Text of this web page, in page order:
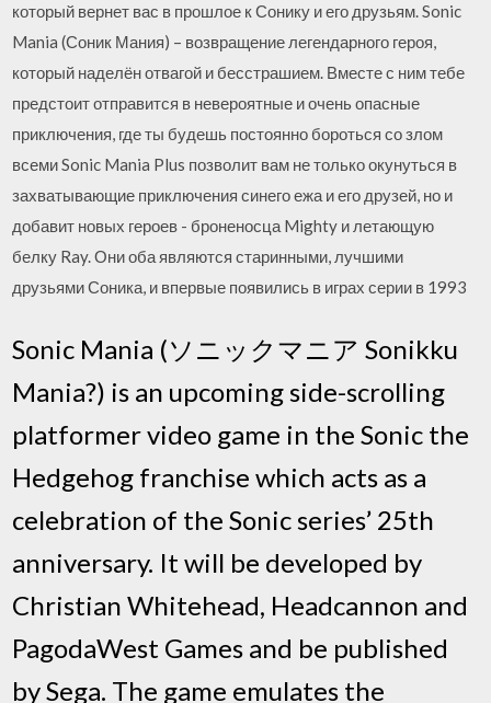
который вернет вас в прошлое к Сонику и его друзьям. Sonic
Mania (Соник Мания) – возвращение легендарного героя,
который наделён отвагой и бесстрашием. Вместе с ним тебе
предстоит отправится в невероятные и очень опасные
приключения, где ты будешь постоянно бороться со злом
всеми Sonic Mania Plus позволит вам не только окунуться в
захватывающие приключения синего ежа и его друзей, но и
добавит новых героев - броненосца Mighty и летающую
белку Ray. Они оба являются старинными, лучшими
друзьями Соника, и впервые появились в играх серии в 1993
Sonic Mania (ソニックマニア Sonikku
Mania?) is an upcoming side-scrolling
platformer video game in the Sonic the
Hedgehog franchise which acts as a
celebration of the Sonic series’ 25th
anniversary. It will be developed by
Christian Whitehead, Headcannon and
PagodaWest Games and be published
by Sega. The game emulates the